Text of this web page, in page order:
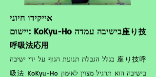
אייקידו חיוני
יישום: KoKyu-Ho בישיבה עמדה
座り技
呼吸法応用
בגלל הגבלת תנועת הגוף על ידי ישיבה 座り技呼
吸法 KoKyu-Ho בישיבה הוא תרגיל מצוין לאימון